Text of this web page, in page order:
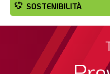
SOSTENIBILITÀ